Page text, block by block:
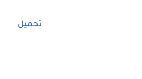
تحميل